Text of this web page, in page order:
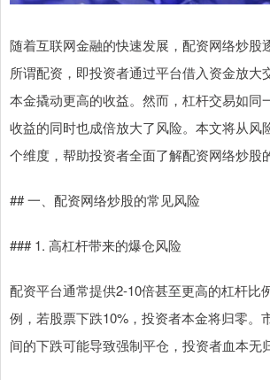
随着互联网金融的快速发展，配资网络炒股
所谓配资，即投资者通过平台借入资金放大
本金撬动更高的收益。然而，杠杆交易如同
收益的同时也成倍放大了风险。本文将从风
个维度，帮助投资者全面了解配资网络炒股
## 一、配资网络炒股的常见风险
### 1. 高杠杆带来的爆仓风险
配资平台通常提供2-10倍甚至更高的杠杆比
例，若股票下跌10%，投资者本金将归零。
间的下跌可能导致强制平仓，投资者血本无